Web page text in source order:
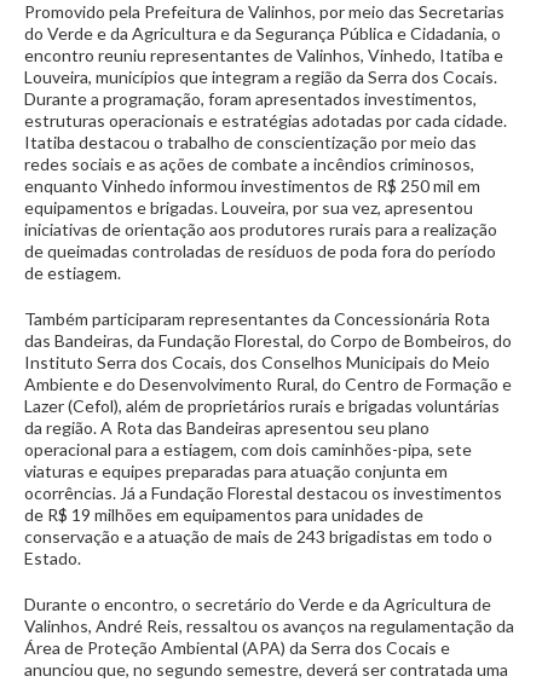
Promovido pela Prefeitura de Valinhos, por meio das Secretarias
do Verde e da Agricultura e da Segurança Pública e Cidadania, o
encontro reuniu representantes de Valinhos, Vinhedo, Itatiba e
Louveira, municípios que integram a região da Serra dos Cocais.
Durante a programação, foram apresentados investimentos,
estruturas operacionais e estratégias adotadas por cada cidade.
Itatiba destacou o trabalho de conscientização por meio das
redes sociais e as ações de combate a incêndios criminosos,
enquanto Vinhedo informou investimentos de R$ 250 mil em
equipamentos e brigadas. Louveira, por sua vez, apresentou
iniciativas de orientação aos produtores rurais para a realização
de queimadas controladas de resíduos de poda fora do período
de estiagem.
Também participaram representantes da Concessionária Rota
das Bandeiras, da Fundação Florestal, do Corpo de Bombeiros, do
Instituto Serra dos Cocais, dos Conselhos Municipais do Meio
Ambiente e do Desenvolvimento Rural, do Centro de Formação e
Lazer (Cefol), além de proprietários rurais e brigadas voluntárias
da região. A Rota das Bandeiras apresentou seu plano
operacional para a estiagem, com dois caminhões-pipa, sete
viaturas e equipes preparadas para atuação conjunta em
ocorrências. Já a Fundação Florestal destacou os investimentos
de R$ 19 milhões em equipamentos para unidades de
conservação e a atuação de mais de 243 brigadistas em todo o
Estado.
Durante o encontro, o secretário do Verde e da Agricultura de
Valinhos, André Reis, ressaltou os avanços na regulamentação da
Área de Proteção Ambiental (APA) da Serra dos Cocais e
anunciou que, no segundo semestre, deverá ser contratada uma